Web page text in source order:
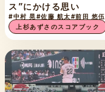
ス”にかける思い
#中村 晃#佐藤 航太#前田 悠伍
上杉あずさのスコアブック